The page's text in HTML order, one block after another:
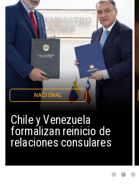
Chile y Venezuela
formalizan reinicio de
relaciones consulares
NACIONAL